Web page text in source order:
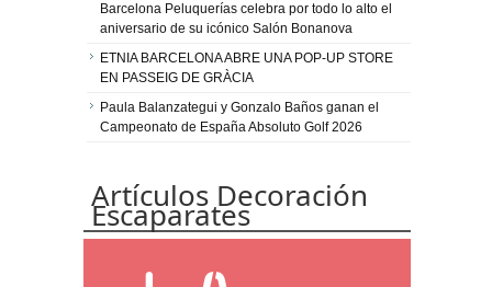
Barcelona Peluquerías celebra por todo lo alto el
aniversario de su icónico Salón Bonanova
ETNIA BARCELONA ABRE UNA POP-UP STORE
EN PASSEIG DE GRÀCIA
Paula Balanzategui y Gonzalo Baños ganan el
Campeonato de España Absoluto Golf 2026
Artículos Decoración
Escaparates